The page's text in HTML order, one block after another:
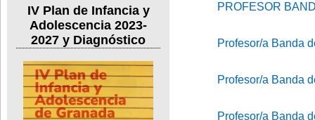
IV Plan de Infancia y
Adolescencia 2023-
2027 y Diagnóstico
PROFESOR
Profesor/a Banda
Profesor/a Banda
Profesor/a Banda